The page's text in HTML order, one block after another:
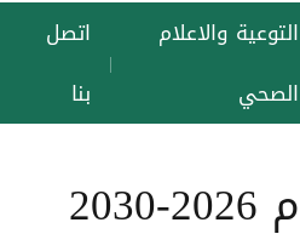
التوعية والاعلام
الصحي
|
اتصل
بنا
وزارة الصحة تنشر مسودة الاستراتيجية الوطنيه للصحة الرقميه للاعوام 2026-2030